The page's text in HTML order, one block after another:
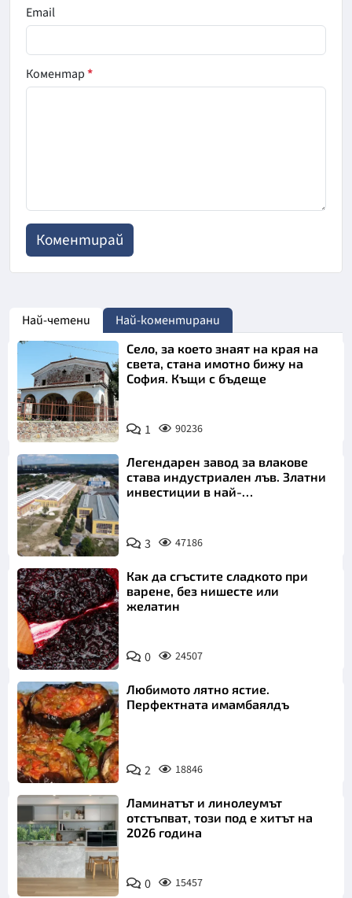
Email
Коментар*
Най-четени Най-коментирани
Село, за което знаят на края на
света, стана имотно бижу на
София. Къщи с бъдеще
1 90236
Легендарен завод за влакове
става индустриален лъв. Златни
инвестиции в най-
3 47186
Как да сгъстите сладкото при
варене, без нишесте или
желатин
0 24507
Любимото лятно ястие.
Перфектната имамбаялдъ
2 18846
Ламинатът и линолеумът
отстъпват, този под е хитът на
2026 година
0 15457